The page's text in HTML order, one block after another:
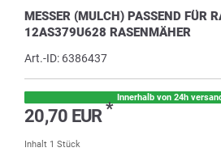
MESSER (MULCH) PASSEND FÜR
12AS379U628 RASENMÄHER
Art.-ID: 6386437
Innerhalb von 24h
20,70 EUR*
Inhalt 1 Stück